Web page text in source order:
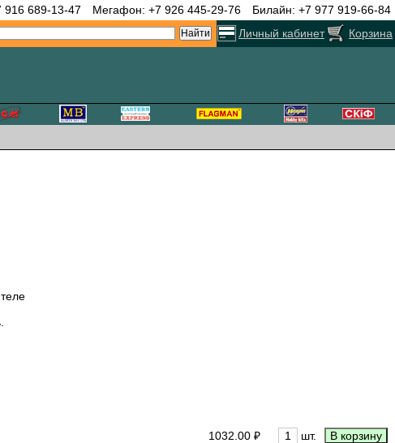
689-13-47 Мегафон: +7 926 445-29-76
Билайн: +7 977 919-66-84
Личный кабинет
Корзина
1032.00 ₽
шт.